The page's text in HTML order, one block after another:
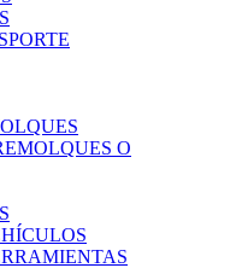
O